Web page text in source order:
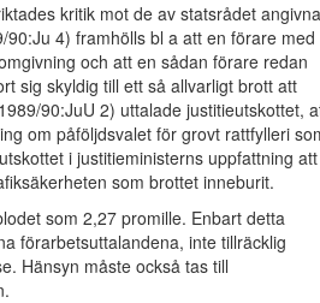
kritik mot de av statsrådet angivna
4) framhölls bl a att en förare med
och att en sådan förare redan
sig skyldig till ett så allvarligt brott att
90:JuU 2) uttalade justitieutskottet,
om påföljdsvalet för grovt rattfylleri
i justitieministerns uppfattning
som brottet inneburit.
som 2,27 promille. Enbart detta
förarbetsuttalandena, inte tillräcklig
Hänsyn måste också tas till